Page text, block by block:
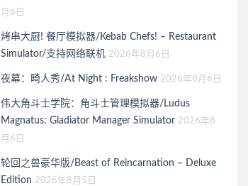
月6日
烤串大厨! 餐厅模拟器/Kebab Chefs! – Restaurant
Simulator/支持网络联机 2026年8月6日
夜幕：畸人秀/At Night : Freakshow 2026年8月6日
伟大角斗士学院：角斗士管理模拟器/Ludus
Magnatus: Gladiator Manager Simulator 2026年8
月6日
轮回之兽豪华版/Beast of Reincarnation – Deluxe
Edition 2026年8月5日